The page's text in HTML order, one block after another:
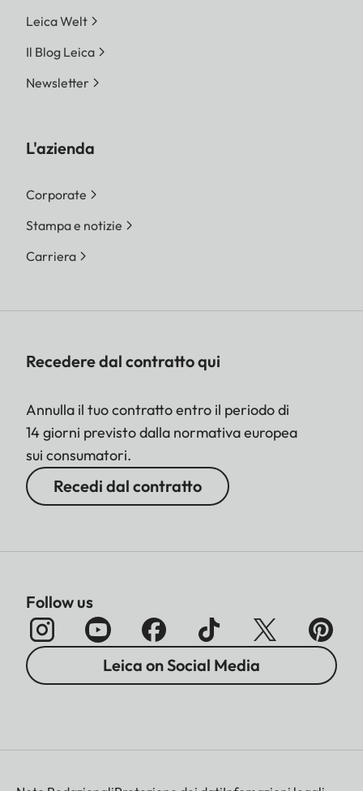
Leica Welt
Il Blog Leica
Newsletter
L'azienda
Corporate
Stampa e notizie
Carriera
Recedere dal contratto qui
Annulla il tuo contratto entro il periodo di
14 giorni previsto dalla normativa europea
sui consumatori.
Recedi dal contratto
Follow us
Leica on Social Media